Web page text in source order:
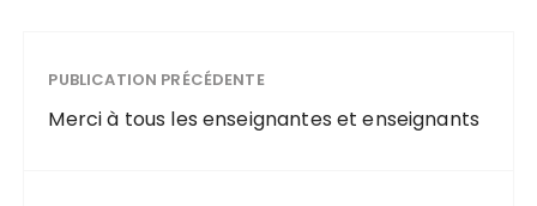
PUBLICATION PRÉCÉDENTE
Merci à tous les enseignantes et enseignants